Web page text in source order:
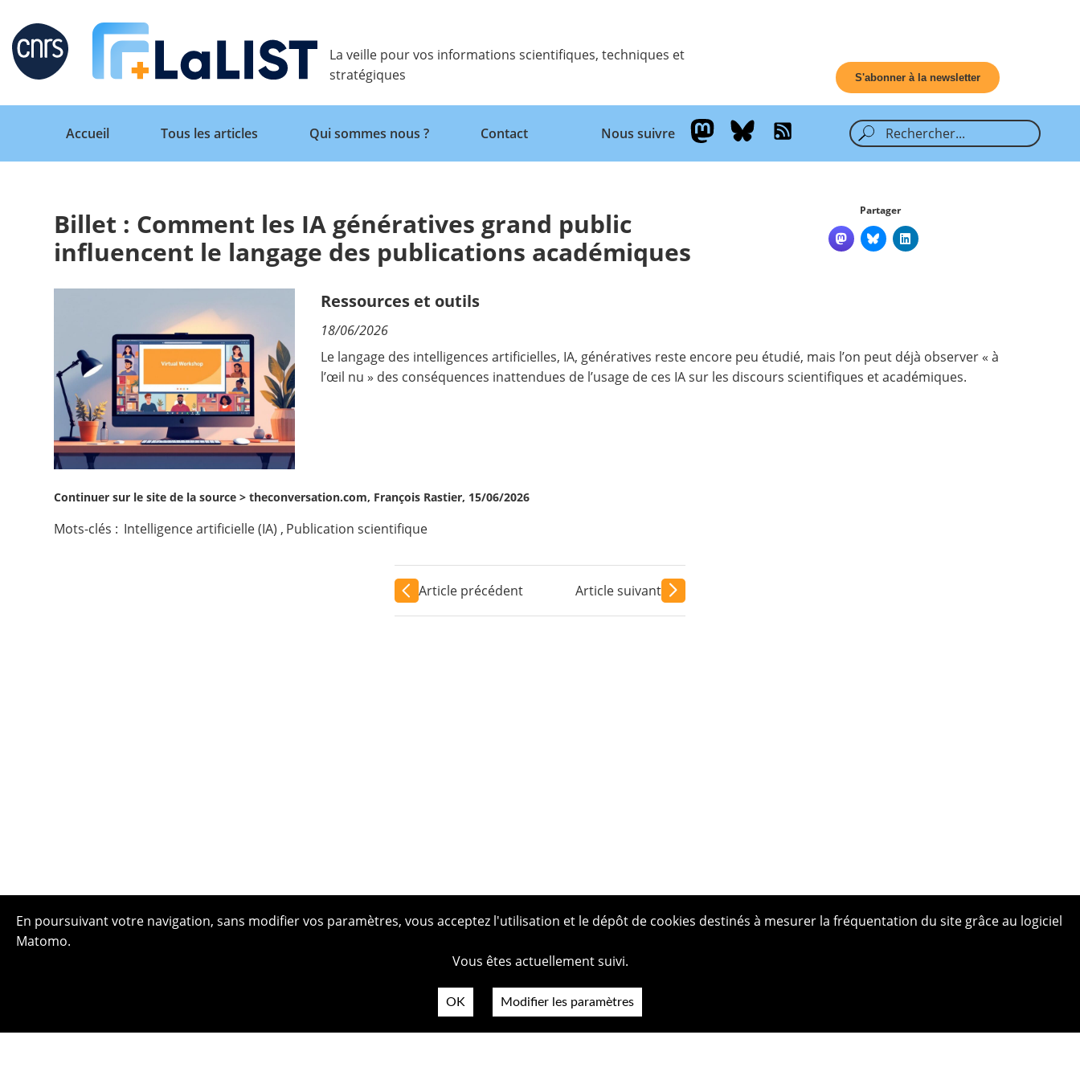
Retour
Accueil
Tous les articles
Qui sommes nous ?
Contact
Nous suivre
La veille pour vos informations scientifiques, techniques et
stratégiques
S'abonner à la newsletter
Retour
Accueil
Tous les articles Qui sommes nous ? Contact Nous suivre
Billet : Comment les IA génératives grand public
influencent le langage des publications académiques
Partager
Ressources et outils
18/06/2026
Le langage des intelligences artificielles, IA, génératives reste encore peu étudié, mais l’on peut déjà observer « à
l’œil nu » des conséquences inattendues de l’usage de ces IA sur les discours scientifiques et académiques.
Continuer sur le site de la source >theconversation.com, François Rastier, 15/06/2026
Mots-clés : Intelligence artificielle (IA) , Publication scientifique
Article précédent Article suivant
En poursuivant votre navigation, sans modifier vos paramètres, vous acceptez l'utilisation et le dépôt de cookies destinés à mesurer la fréquentation du site grâce au logiciel
Matomo.
Vous êtes actuellement suivi.
OK Modifier les paramètres